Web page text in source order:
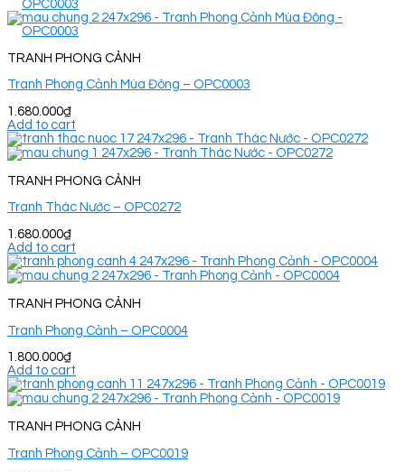
TRANH PHONG CẢNH
Tranh Phong Cảnh Mùa Đông – OPC0003
1.680.000₫
Add to cart
TRANH PHONG CẢNH
Tranh Thác Nước – OPC0272
1.680.000₫
Add to cart
TRANH PHONG CẢNH
Tranh Phong Cảnh – OPC0004
1.800.000₫
Add to cart
TRANH PHONG CẢNH
Tranh Phong Cảnh – OPC0019